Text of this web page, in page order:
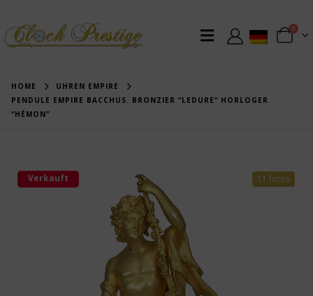
0
HOME
UHREN EMPIRE
PENDULE EMPIRE BACCHUS. BRONZIER “LEDURE” HORLOGER
“HÉMON”
11 fotos
Verkauft